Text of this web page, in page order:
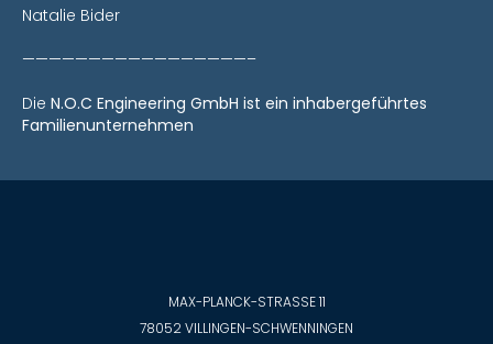
Natalie Bider
—————————————————–
Die N.O.C Engineering GmbH ist ein inhabergeführtes
Familienunternehmen
MAX-PLANCK-STRASSE 11
78052 VILLINGEN-SCHWENNINGEN